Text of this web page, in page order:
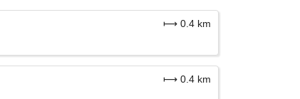
⟼ 0.4 km
⟼ 0.4 km